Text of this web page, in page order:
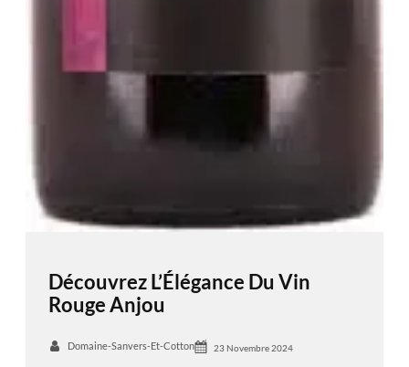
Découvrez L’Élégance Du Vin
Rouge Anjou
Domaine-Sanvers-Et-Cotton 23 Novembre 2024